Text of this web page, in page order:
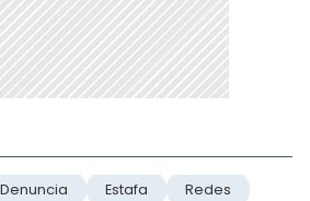
Denuncia Estafa Redes